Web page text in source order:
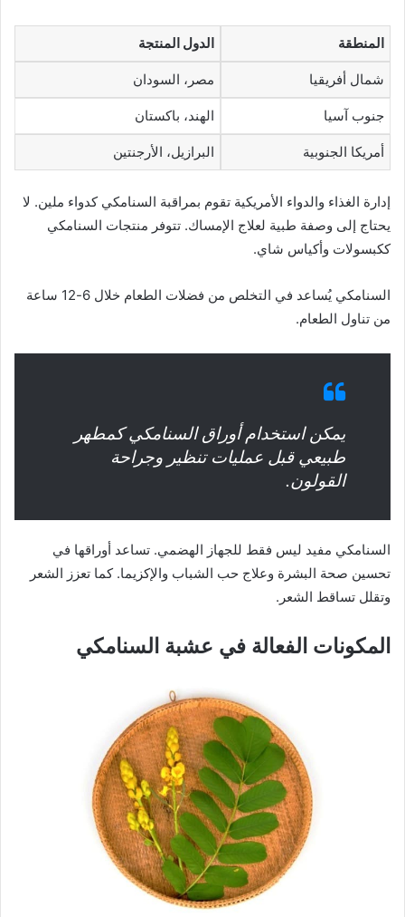
المنطقة الدول المنتجة
شمال أفريقيا مصر، السودان
جنوب آسيا الهند، باكستان
أمريكا الجنوبية البرازيل، الأرجنتين
إدارة الغذاء والدواء الأمريكية تقوم بمراقبة السنامكي كدواء ملين. لا
يحتاج إلى وصفة طبية لعلاج الإمساك. تتوفر منتجات السنامكي
ككبسولات وأكياس شاي.
السنامكي يُساعد في التخلص من فضلات الطعام خلال 6-12 ساعة
من تناول الطعام.
يمكن استخدام أوراق السنامكي كمطهر
طبيعي قبل عمليات تنظير وجراحة
القولون.
السنامكي مفيد ليس فقط للجهاز الهضمي. تساعد أوراقها في
تحسين صحة البشرة وعلاج حب الشباب والإكزيما. كما تعزز الشعر
وتقلل تساقط الشعر.
المكونات الفعالة في عشبة السنامكي